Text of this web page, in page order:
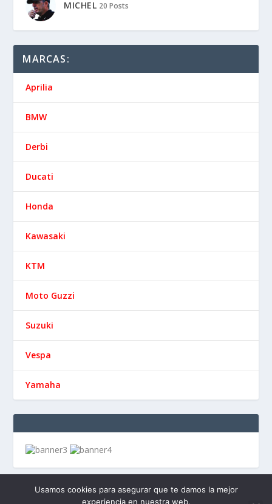
MICHEL 20 Posts
MARCAS:
Aprilia
BMW
Derbi
Ducati
Honda
Kawasaki
KTM
Moto Guzzi
Suzuki
Vespa
Yamaha
Usamos cookies para asegurar que te damos la mejor
experiencia en nuestra web.